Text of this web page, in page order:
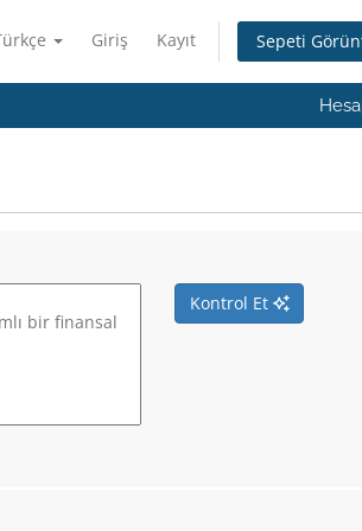
Giriş Kayıt Sepeti
Kontrol Et